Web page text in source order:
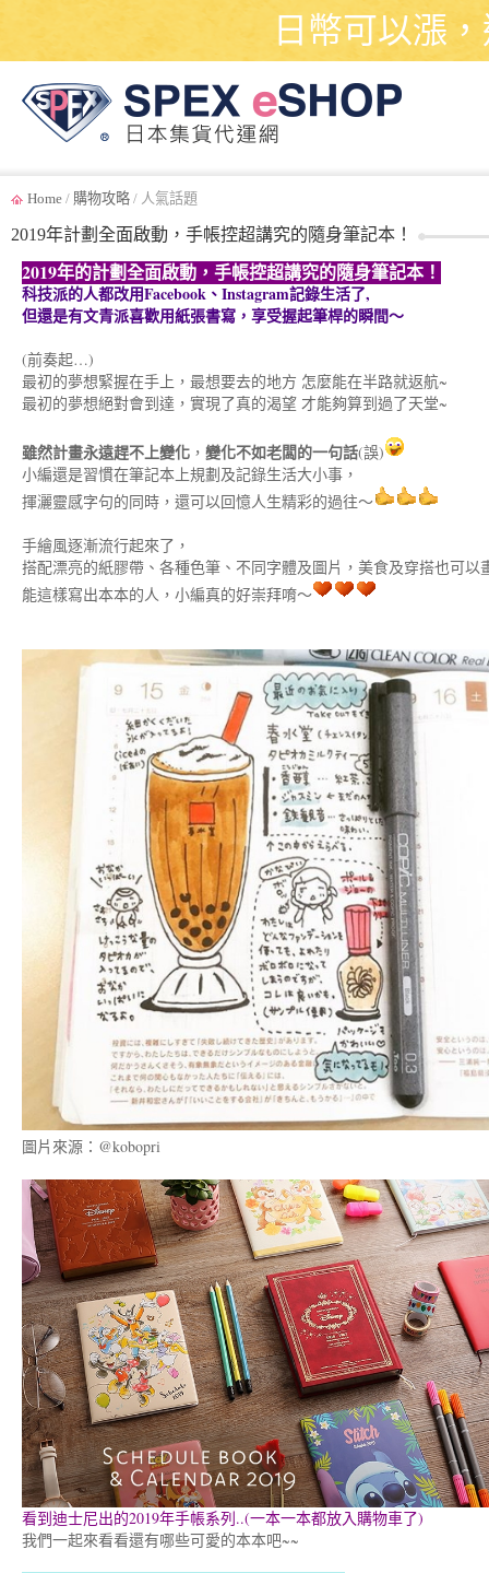
日幣可以漲
Home / 購物攻略 / 人氣話題
2019年計劃全面啟動，手帳控超講究的隨身筆記本！
2019年的計劃全面啟動，手帳控超講究的隨身筆記本！
科技派的人都改用Facebook、Instagram記錄生活了,
但還是有文青派喜歡用紙張書寫，享受握起筆桿的瞬間～
(前奏起…)
最初的夢想緊握在手上，最想要去的地方 怎麼能在半路就返航~
最初的夢想絕對會到達，實現了真的渴望 才能夠算到過了天堂~
雖然計畫永遠趕不上變化 ， 變化不如老闆的一句話(誤)
小編還是習慣在筆記本上規劃及記錄生活大小事，
揮灑靈感字句的同時，還可以回憶人生精彩的過往～
手繪風逐漸流行起來了，
搭配漂亮的紙膠帶、各種色筆、不同字體及圖片，美食及穿搭也可以
能這樣寫出本本的人，小編真的好崇拜唷～
圖片來源：@kobopri
看到迪士尼出的2019年手帳系列..(一本一本都放入購物車了)
我們一起來看看還有哪些可愛的本本吧~~